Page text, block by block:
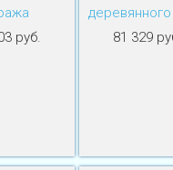
руб.
81 329